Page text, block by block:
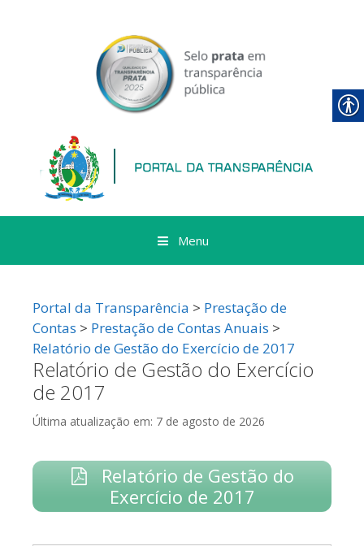
Menu
Portal da Transparência > Prestação de
Contas > Prestação de Contas Anuais >
Relatório de Gestão do Exercício de 2017
Relatório de Gestão do Exercício
de 2017
Última atualização em: 7 de agosto de 2026
Relatório de Gestão do
Exercício de 2017